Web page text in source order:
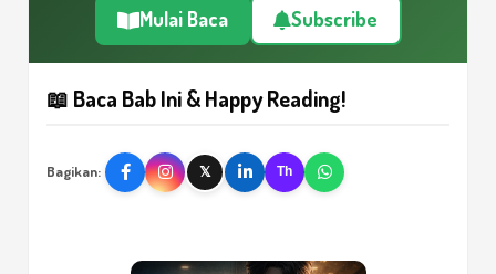
Mulai Baca Subscribe
📖 Baca Bab Ini & Happy Reading!
Bagikan: 𝕏 Th